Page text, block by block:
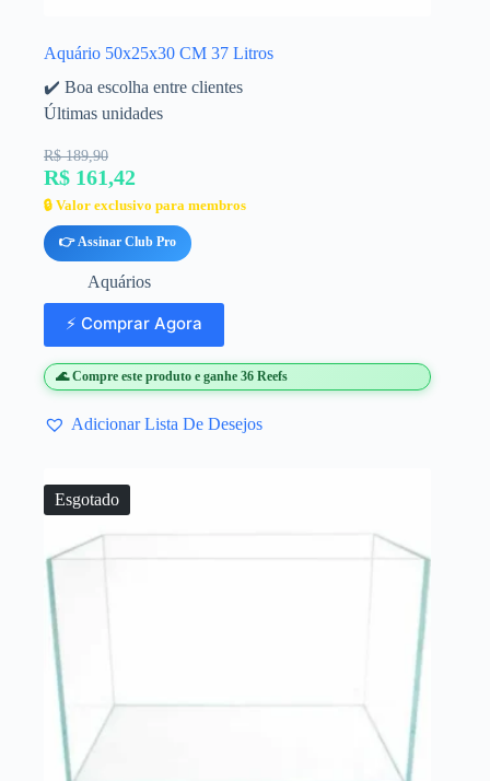
Aquário 50x25x30 CM 37 Litros
✔️ Boa escolha entre clientes
Últimas unidades
R$ 189,90
R$ 161,42
🔒 Valor exclusivo para membros
👉 Assinar Club Pro
Aquários
⚡ Comprar Agora
🌊 Compre este produto e ganhe 36 Reefs
Adicionar Lista De Desejos
Esgotado